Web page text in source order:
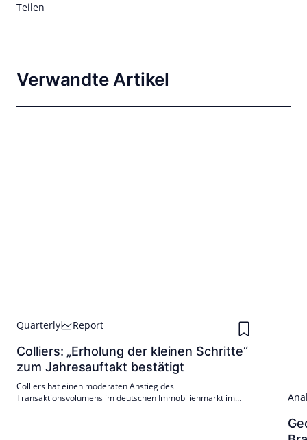
Teilen
Verwandte Artikel
Quarterly Report
Colliers: „Erholung der kleinen Schritte“
zum Jahresauftakt bestätigt
Colliers hat einen moderaten Anstieg des
Transaktionsvolumens im deutschen Immobilienmarkt im